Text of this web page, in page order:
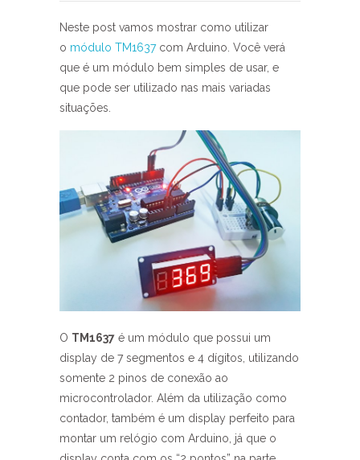
Neste post vamos mostrar como utilizar
o módulo TM1637com Arduino. Você verá
que é um módulo bem simples de usar, e
que pode ser utilizado nas mais variadas
situações.
O TM1637 é um módulo que possui um
display de 7 segmentos e 4 dígitos, utilizando
somente 2 pinos de conexão ao
microcontrolador. Além da utilização como
contador, também é um display perfeito para
montar um relógio com Arduino, já que o